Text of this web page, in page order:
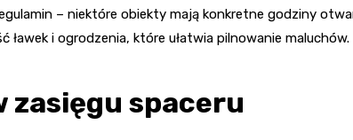
– niektóre obiekty mają konkretne godziny
i ogrodzenia, które ułatwia pilnowanie maluchów.
zasięgu spaceru